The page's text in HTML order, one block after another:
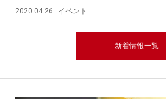
2020.04.26 イベント
新着情報一覧